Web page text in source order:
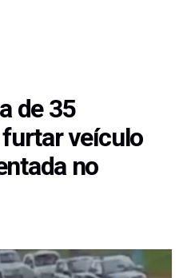
de 35
veículo
no